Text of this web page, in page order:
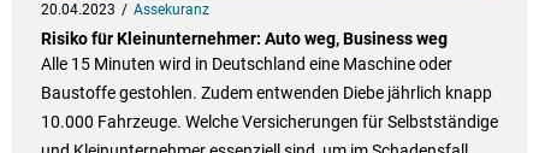
20.04.2023 Assekuranz
Risiko für Kleinunternehmer: Auto weg, Business weg
Alle 15 Minuten wird in Deutschland eine Maschine oder
Baustoffe gestohlen. Zudem entwenden Diebe jährlich knapp
10.000 Fahrzeuge. Welche Versicherungen für Selbstständige